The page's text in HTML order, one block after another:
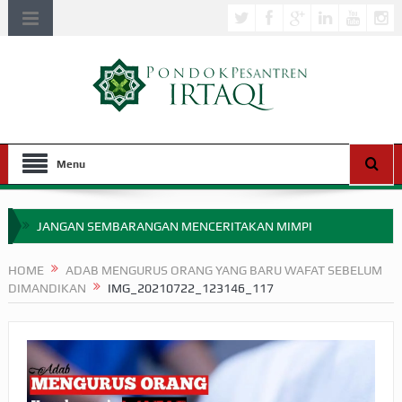
Menu
JANGAN SEMBARANGAN MENCERITAKAN MIMPI
MIMPI YANG DIABAIKAN MENJELANG PERANG BADAR
SEBELUM TIBA SAAT WAJIB?
HAKIKAT NIKMAT DI DUNIA!
HOME
ADAB MENGURUS ORANG YANG BARU WAFAT SEBELUM
DIMANDIKAN
IMG_20210722_123146_117